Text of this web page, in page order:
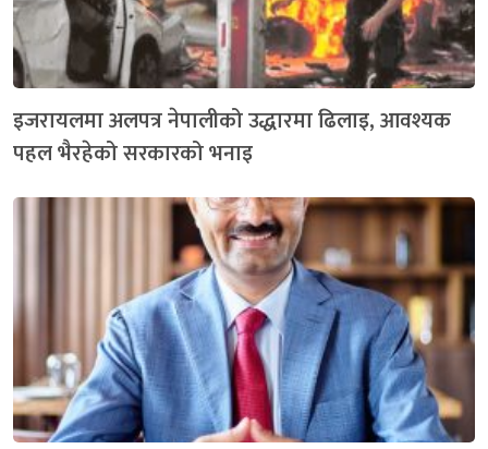
इजरायलमा अलपत्र नेपालीको उद्धारमा ढिलाइ, आवश्यक
पहल भैरहेको सरकारको भनाइ